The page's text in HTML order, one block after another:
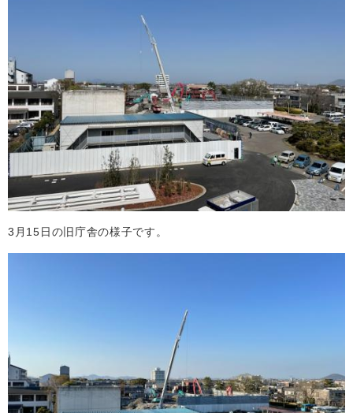
3月15日の旧庁舎の様子です。